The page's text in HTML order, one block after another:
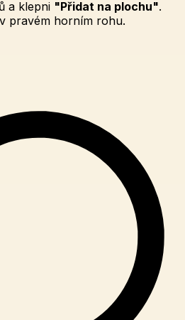
a klepni "Přidat na plochu".
v pravém horním rohu.